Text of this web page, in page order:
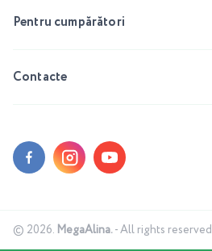
Pentru cumpărători
Contacte
© 2026. MegaAlina.- All rights reserved